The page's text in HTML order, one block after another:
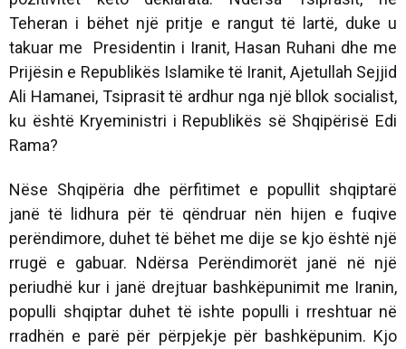
Teheran i bëhet një pritje e rangut të lartë, duke u
takuar me Presidentin i Iranit, Hasan Ruhani dhe me
Prijësin e Republikës Islamike të Iranit, Ajetullah Sejjid
Ali Hamanei, Tsiprasit të ardhur nga një bllok socialist,
ku është Kryeministri i Republikës së Shqipërisë Edi
Rama?
Nëse Shqipëria dhe përfitimet e popullit shqiptarë
janë të lidhura për të qëndruar nën hijen e fuqive
perëndimore, duhet të bëhet me dije se kjo është një
rrugë e gabuar. Ndërsa Perëndimorët janë në një
periudhë kur i janë drejtuar bashkëpunimit me Iranin,
populli shqiptar duhet të ishte populli i rreshtuar në
rradhën e parë për përpjekje për bashkëpunim. Kjo